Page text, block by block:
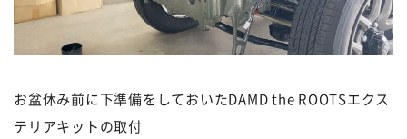
お盆休み前に下準備をしておいたDAMD the ROOTSエクス
テリアキットの取付